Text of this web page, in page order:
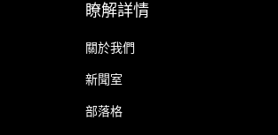
瞭解詳情
關於我們
新聞室
部落格